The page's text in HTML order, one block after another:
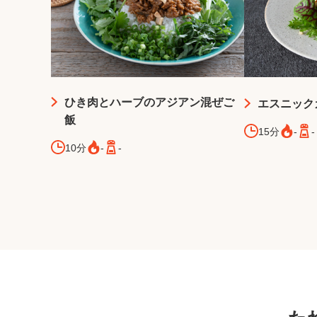
ひき肉とハーブのアジアン混ぜご
飯
10分 - -
エスニッ
15分 - -